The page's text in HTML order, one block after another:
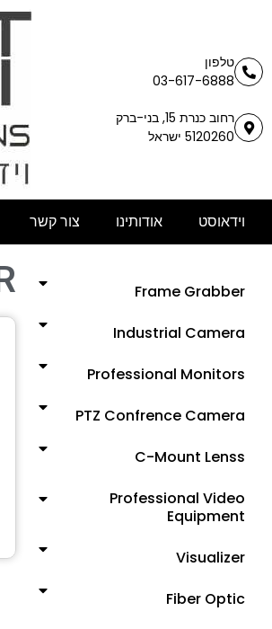
טלפון
03-617-6888
רחוב כנרת 15, בני-ברק
5120260 ישראל
וידאוסט אודותינו צור קשר
Frame Grabber
Industrial Camera
Professional Monitors
PTZ Confrence Camera
C-Mount Lenss
Professional Video
Equipment
Visualizer
Fiber Optic